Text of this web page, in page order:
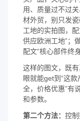
用、质量过不过
材外贸，别只发
工地的实拍图，
供应欧洲工地”；
配文“核心部件终
这样的图文，既
眼就能get到“这
全，价格优惠”有
和参数。
第二个方法： 控